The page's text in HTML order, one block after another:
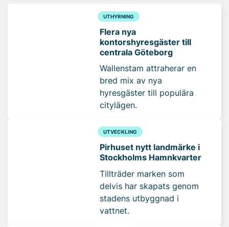
UTHYRNING
Flera nya
kontorshyresgäster till
centrala Göteborg
Wallenstam attraherar en
bred mix av nya
hyresgäster till populära
citylägen.
UTVECKLING
Pirhuset nytt landmärke i
Stockholms Hamnkvarter
Tillträder marken som
delvis har skapats genom
stadens utbyggnad i
vattnet.